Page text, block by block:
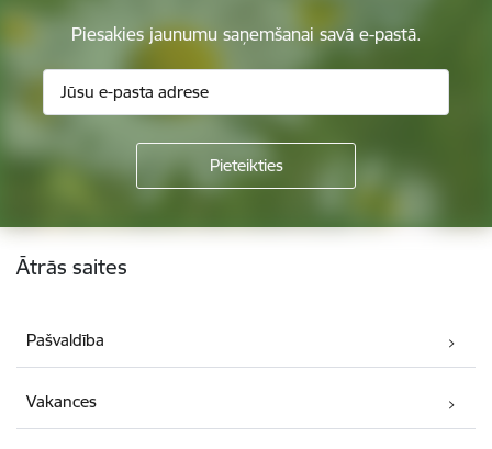
Piesakies jaunumu saņemšanai savā e-pastā.
Kājene
Ātrās saites
Pašvaldība
Vakances